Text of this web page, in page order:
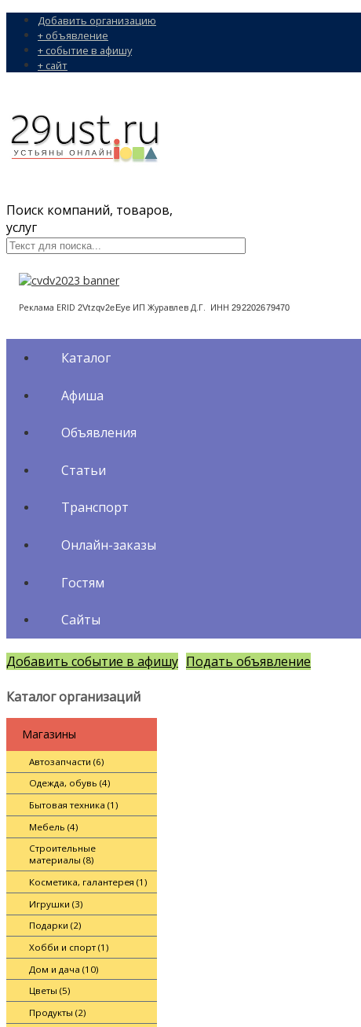
Добавить организацию
+ объявление
+ событие в афишу
+ сайт
Поиск компаний, товаров,
услуг
Реклама ERID 2Vtzqv2eEye ИП Журавлев Д.Г. ИНН292202679470
Каталог
Афиша
Объявления
Статьи
Транспорт
Онлайн-заказы
Гостям
Сайты
Добавить событие в афишу Подать объявление
Каталог организаций
Магазины
Автозапчасти (6)
Одежда, обувь (4)
Бытовая техника (1)
Мебель (4)
Строительные
материалы (8)
Косметика, галантерея (1)
Игрушки (3)
Подарки (2)
Хобби и спорт (1)
Дом и дача (10)
Цветы (5)
Продукты (2)